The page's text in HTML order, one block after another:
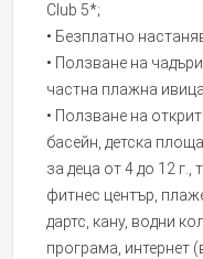
Club 5*;
• Безплатно
• Ползване на
частна плажна
• Ползване на
басейн, детска
за деца от 4 до 12 г.,
фитнес център,
дартс, кану, водни
програма, интернет